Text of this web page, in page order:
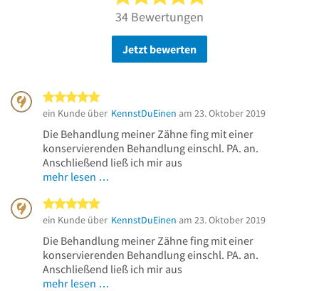
34 Bewertungen
Jetzt bewerten
ein Kunde über KennstDuEinen am 23. Oktober 2019
Die Behandlung meiner Zähne fing mit einer
konservierenden Behandlung einschl. PA. an.
Anschließend ließ ich mir aus
mehr lesen …
ein Kunde über KennstDuEinen am 23. Oktober 2019
Die Behandlung meiner Zähne fing mit einer
konservierenden Behandlung einschl. PA. an.
Anschließend ließ ich mir aus
mehr lesen …